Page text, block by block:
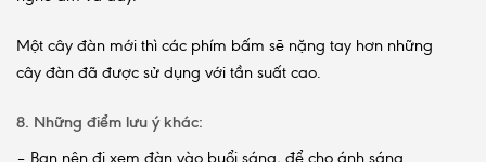
Một cây đàn mới thì các phím bấm sẽ nặng tay hơn những
cây đàn đã được sử dụng với tần suất cao.
8. Những điểm lưu ý khác:
– Bạn nên đi xem đàn vào buổi sáng, để cho ánh sáng